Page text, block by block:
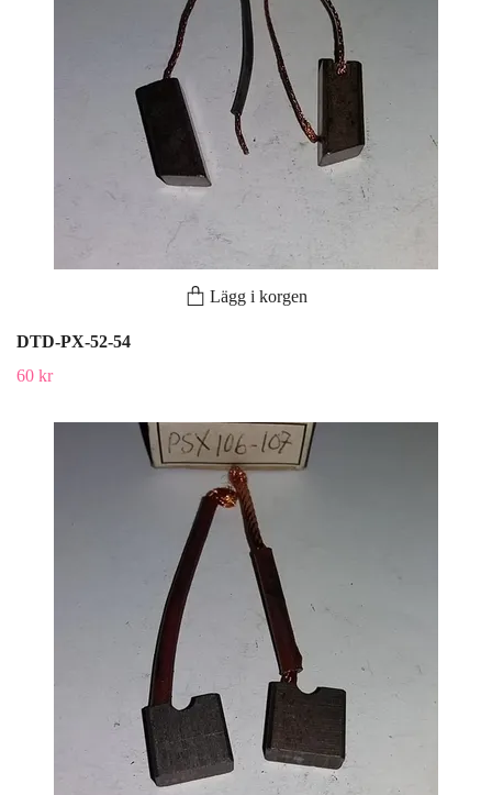
Lägg i korgen
DTD-PX-52-54
60 kr